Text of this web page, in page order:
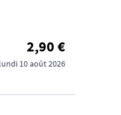
2,90 €
10 août 2026